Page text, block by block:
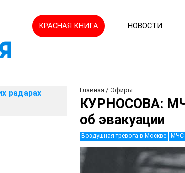
КРАСНАЯ КНИГА НОВОСТИ
радарах Главная /Эфиры
КУРНОСОВА:
об эвакуации
Воздушная тревога в Москве МЧС